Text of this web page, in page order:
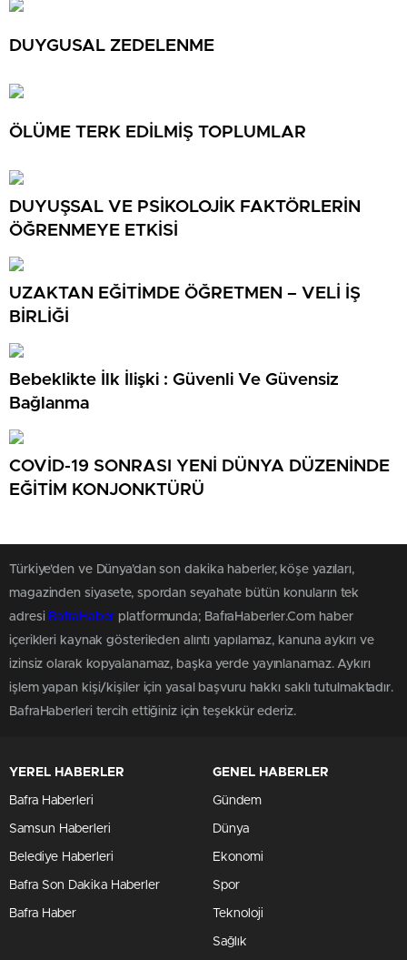
DUYGUSAL ZEDELENME
ÖLÜME TERK EDİLMİŞ TOPLUMLAR
DUYUŞSAL VE PSİKOLOJİK FAKTÖRLERİN
ÖĞRENMEYE ETKİSİ
UZAKTAN EĞİTİMDE ÖĞRETMEN – VELİ İŞ
BİRLİĞİ
Bebeklikte İlk İlişki : Güvenli Ve Güvensiz
Bağlanma
COVİD-19 SONRASI YENİ DÜNYA DÜZENİNDE
EĞİTİM KONJONKTÜRÜ
Türkiye'den ve Dünya’dan son dakika haberler, köşe yazıları,
magazinden siyasete, spordan seyahate bütün konuların tek
adresi BafraHaber platformunda; BafraHaberler.Com haber
içerikleri kaynak gösterileden alıntı yapılamaz, kanuna aykırı ve
izinsiz olarak kopyalanamaz, başka yerde yayınlanamaz. Aykırı
işlem yapan kişi/kişiler için yasal başvuru hakkı saklı tutulmaktadır.
BafraHaberleri tercih ettiğiniz için teşekkür ederiz.
YEREL HABERLER
Bafra Haberleri
Samsun Haberleri
Belediye Haberleri
Bafra Son Dakika Haberler
Bafra Haber
GENEL HABERLER
Gündem
Dünya
Ekonomi
Spor
Teknoloji
Sağlık